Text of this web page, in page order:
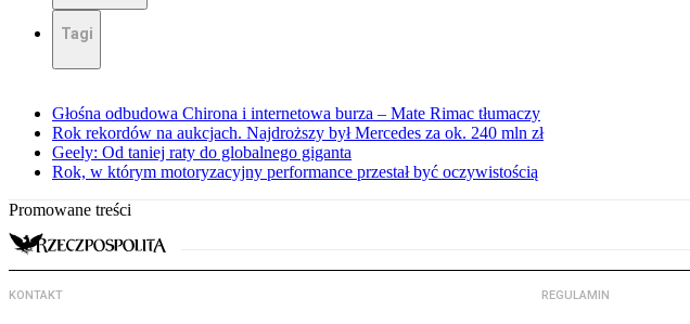
Tagi
Głośna odbudowa Chirona i internetowa burza – Mate Rimac tłumaczy
Rok rekordów na aukcjach. Najdroższy był Mercedes za ok. 240 mln zł
Geely: Od taniej raty do globalnego giganta
Rok, w którym motoryzacyjny performance przestał być oczywistością
Promowane treści
KONTAKT REGULAMIN